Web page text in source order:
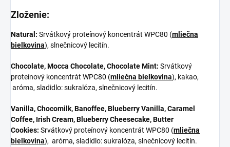
Zloženie:
Natural: Srvátkový proteínový koncentrát WPC80 (mliečna
bielkovina), slnečnicový lecitín.
Chocolate, Mocca Chocolate, Chocolate Mint: Srvátkový
proteínový koncentrát WPC80 (mliečna bielkovina), kakao,
aróma, sladidlo: sukralóza, slnečnicový lecitín.
Vanilla, Chocomilk,Banoffee, Blueberry Vanilla, Caramel
Coffee, Irish Cream, Blueberry Cheesecake, Butter
Cookies: Srvátkový proteínový koncentrát WPC80 (mliečna
bielkovina), aróma, sladidlo: sukralóza, slnečnicový lecitín.